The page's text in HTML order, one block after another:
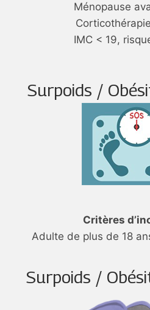
Ménopause
IMC < 19,
Surpoids /
Critères
Adulte de plus de 18
Surpoids /